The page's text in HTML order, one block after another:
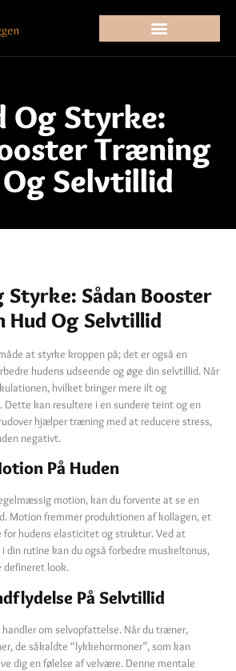
Og Styrke:
Træning
Selvtillid
Styrke: Sådan Booster
Og Selvtillid
at styrke kroppen på; det er også en
hudens udseende og øge din selvtillid. Når
hvilket bringer mere ilt og
kan resultere i en sundere teint og en
hjælper træning med at reducere stress,
negativt.
På Huden
motion, kan du forvente at se en
Motion fremmer produktionen af kollagen, et
for hudens elasticitet og struktur. Ved at
din rutine kan du også forbedre muskeltonus,
defineret look.
På Selvtillid
om selvopfattelse. Når du træner,
de såkaldte “lykkehormoner”, som kan
dig en følelse af velvære. Denne mentale